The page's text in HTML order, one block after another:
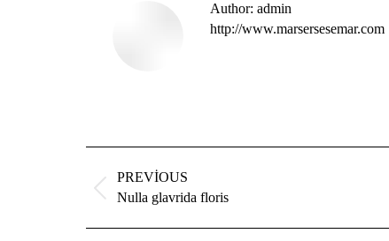
Author: admin
http://www.marsersesemar.com
navigation
PREVIOUS
Previous
Nulla glavrida floris